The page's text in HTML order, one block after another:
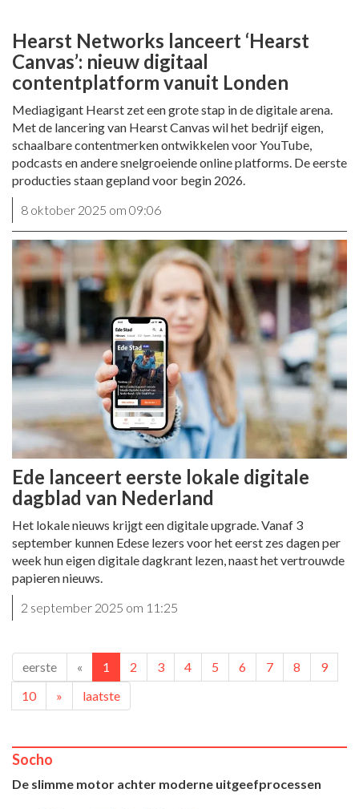
Hearst Networks lanceert ‘Hearst
Canvas’: nieuw digitaal
contentplatform vanuit Londen
Mediagigant Hearst zet een grote stap in de digitale arena.
Met de lancering van Hearst Canvas wil het bedrijf eigen,
schaalbare contentmerken ontwikkelen voor YouTube,
podcasts en andere snelgroeiende online platforms. De eerste
producties staan gepland voor begin 2026.
8 oktober 2025 om 09:06
Ede lanceert eerste lokale digitale
dagblad van Nederland
Het lokale nieuws krijgt een digitale upgrade. Vanaf 3
september kunnen Edese lezers voor het eerst zes dagen per
week hun eigen digitale dagkrant lezen, naast het vertrouwde
papieren nieuws.
2 september 2025 om 11:25
eerste « 1 2 3 4 5 6 7 8
9
10
» laatste
Socho
De slimme motor achter moderne uitgeefprocessen